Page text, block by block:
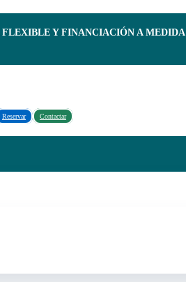
Y FINANCIACIÓN A MEDIDA
Reservar Contactar